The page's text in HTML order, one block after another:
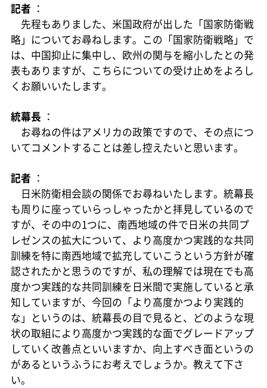
記者 ：
先程もありました、米国政府が出した「国家防衛戦
略」についてお尋ねします。この「国家防衛戦略」で
は、中国抑止に集中し、欧州の関与を縮小したとの発
表もありますが、こちらについての受け止めをよろし
くお願いいたします。
統幕長 ：
お尋ねの件はアメリカの政策ですので、その点につ
いてコメントすることは差し控えたいと思います。
記者 ：
日米防衛相会談の関係でお尋ねいたします。統幕長
も周りに座っていらっしゃったかと拝見しているので
すが、その中の1つに、南西地域の件で日米の共同プ
レゼンスの拡大について、より高度かつ実践的な共同
訓練を特に南西地域で拡充していこうという方針が確
認されたかと思うのですが、私の理解では現在でも高
度かつ実践的な共同訓練を日米間で実施していると承
知していますが、今回の「より高度かつより実践的
な」というのは、統幕長の目で見ると、どのような現
状の取組により高度かつ実践的な面でグレードアップ
していく改善点といいますか、向上すべき面というの
があるというふうにお考えでしょうか。教えて下さ
い。